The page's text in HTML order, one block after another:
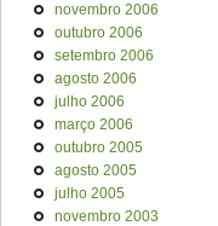
novembro 2006
outubro 2006
setembro 2006
agosto 2006
julho 2006
março 2006
outubro 2005
agosto 2005
julho 2005
novembro 2003